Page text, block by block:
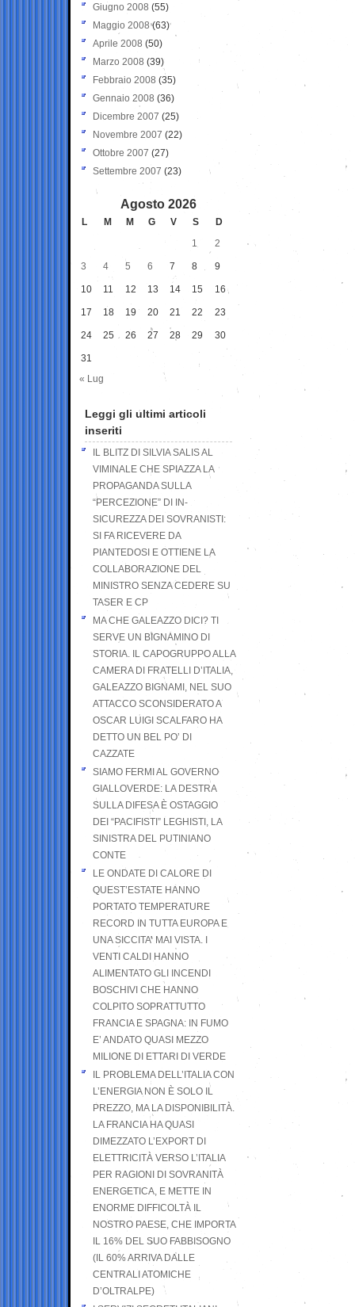
Giugno 2008 (55)
Maggio 2008(63)
Aprile 2008 (50)
Marzo 2008 (39)
Febbraio 2008 (35)
Gennaio 2008 (36)
Dicembre 2007 (25)
Novembre 2007 (22)
Ottobre 2007 (27)
Settembre 2007 (23)
Agosto 2026
L M M G V S
D
1
2
3 4 5 6 7 8 9
10 11 12 13 14 15 16
17 18 19 20 21 22 23
24 25 26 27 28 29 30
31
« Lug
Leggi gli ultimi articoli
inseriti
IL BLITZ DI SILVIA SALIS AL
VIMINALE CHE SPIAZZA LA
PROPAGANDA SULLA
“PERCEZIONE” DI IN-
SICUREZZA DEI SOVRANISTI:
SI FA RICEVERE DA
PIANTEDOSI E OTTIENE LA
COLLABORAZIONE DEL
MINISTRO SENZA CEDERE SU
TASER E CP
MA CHE GALEAZZO DICI? TI
SERVE UN BIGNAMINO DI
STORIA. IL CAPOGRUPPO ALLA
CAMERA DI FRATELLI D’ITALIA,
GALEAZZO BIGNAMI, NEL SUO
ATTACCO SCONSIDERATO A
OSCAR LUIGI SCALFARO HA
DETTO UN BEL PO’ DI
CAZZATE
SIAMO FERMI AL GOVERNO
GIALLOVERDE: LA DESTRA
SULLA DIFESA È OSTAGGIO
DEI “PACIFISTI” LEGHISTI, LA
SINISTRA DEL PUTINIANO
CONTE
LE ONDATE DI CALORE DI
QUEST’ESTATE HANNO
PORTATO TEMPERATURE
RECORD IN TUTTA EUROPA E
UNA SICCITA’ MAI VISTA. I
VENTI CALDI HANNO
ALIMENTATO GLI INCENDI
BOSCHIVI CHE HANNO
COLPITO SOPRATTUTTO
FRANCIA E SPAGNA: IN FUMO
E’ ANDATO QUASI MEZZO
MILIONE DI ETTARI DI VERDE
IL PROBLEMA DELL’ITALIA CON
L’ENERGIA NON È SOLO IL
PREZZO, MA LA DISPONIBILITÀ.
LA FRANCIA HA QUASI
DIMEZZATO L’EXPORT DI
ELETTRICITÀ VERSO L’ITALIA
PER RAGIONI DI SOVRANITÀ
ENERGETICA, E METTE IN
ENORME DIFFICOLTÀ IL
NOSTRO PAESE, CHE IMPORTA
IL 16% DEL SUO FABBISOGNO
(IL 60% ARRIVA DALLE
CENTRALI ATOMICHE
D’OLTRALPE)